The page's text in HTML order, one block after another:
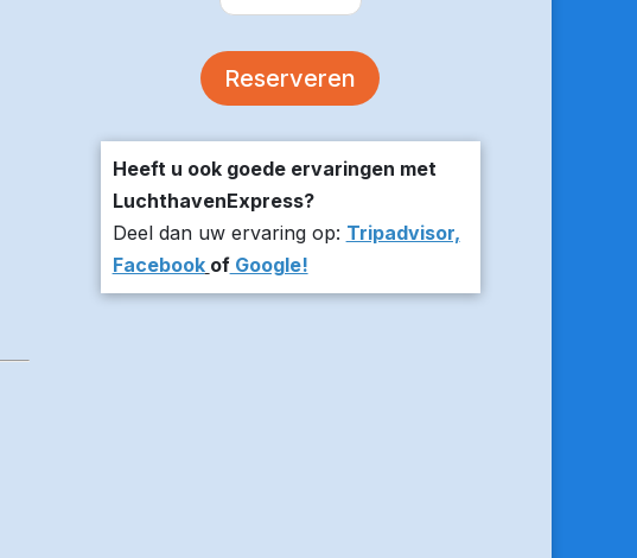
volgende keer zou ik weer hier
Reserveren
Heeft u ook goede ervaringen met
LuchthavenExpress?
Deel dan uw ervaring op: Tripadvisor,
Facebook ofGoogle!